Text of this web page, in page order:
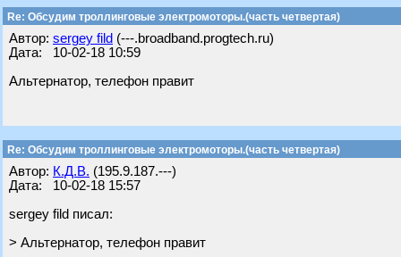
Re: Обсудим троллинговые электромоторы.(часть четвертая)
Автор: sergey fild (---.broadband.progtech.ru)
Дата: 10-02-18 10:59
Альтернатор, телефон правит
Re: Обсудим троллинговые электромоторы.(часть четвертая)
Автор: К.Д.В. (195.9.187.---)
Дата: 10-02-18 15:57
sergey fild писал:
> Альтернатор, телефон правит